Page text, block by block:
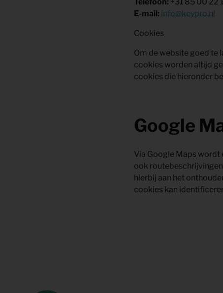
E-mail: info@keypro.nl
Cookies
Om de website goed te
cookies worden altijd
cookies die hieronder
Google
Via Google Maps wordt
ook
hierbij aan het
cookies kan